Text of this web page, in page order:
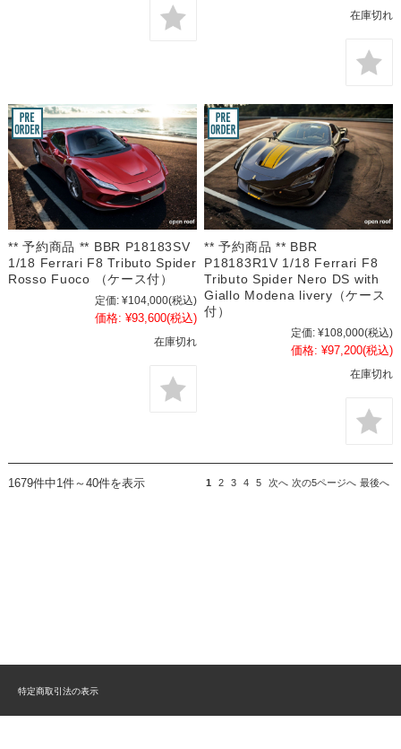
在庫切れ
** 予約商品 ** BBR P18183SV
1/18 Ferrari F8 Tributo Spider
Rosso Fuoco （ケース付）
定価: ¥104,000(税込)
価格: ¥93,600(税込)
在庫切れ
** 予約商品 ** BBR
P18183R1V 1/18 Ferrari F8
Tributo Spider Nero DS with
Giallo Modena livery（ケース
付）
定価: ¥108,000(税込)
価格: ¥97,200(税込)
在庫切れ
1679件中1件～40件を表示 1 2 3 4 5 次へ 次の5ページへ 最後へ
特定商取引法の表示